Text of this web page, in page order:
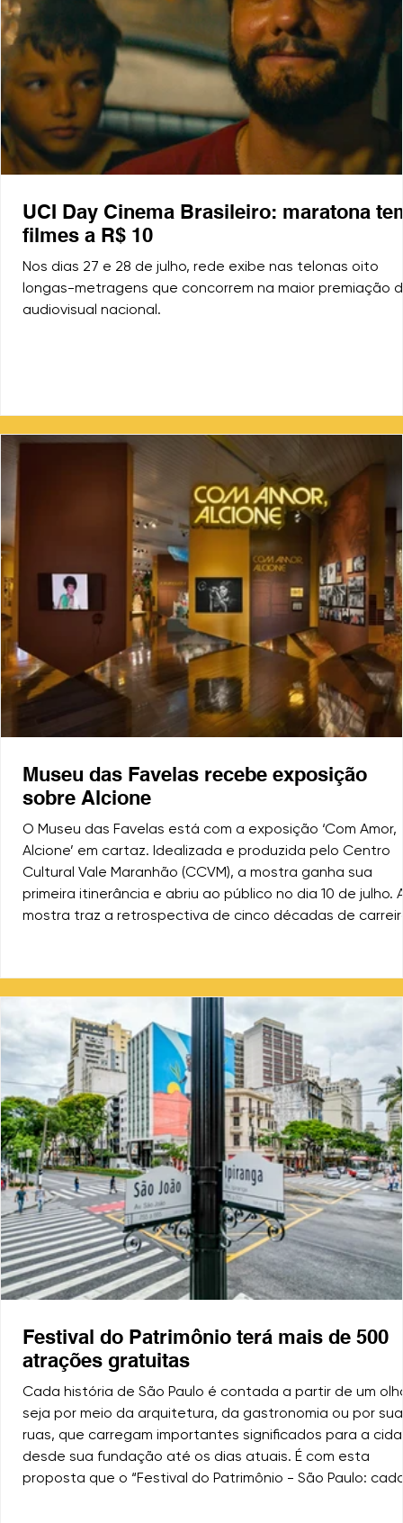
UCI Day Cinema Brasileiro: maratona
filmes a R$ 10
Nos dias 27 e 28 de julho, rede exibe nas telonas oito
longas-metragens que concorrem na maior premiação
audiovisual nacional.
Museu das Favelas recebe exposição
sobre Alcione
O Museu das Favelas está com a exposição ‘Com Amor,
Alcione’ em cartaz. Idealizada e produzida pelo Centro
Cultural Vale Maranhão (CCVM), a mostra ganha sua
primeira itinerância e abriu ao público no dia 10 de julho.
mostra traz a retrospectiva de cinco décadas de
artista. (Foto: Divulgação/ Agência SP) A mostra, que
mais de 650 itens do acervo pess
Festival do Patrimônio terá mais de 500
atrações gratuitas
Cada história de São Paulo é contada a partir de um
seja por meio da arquitetura, da gastronomia ou por
ruas, que carregam importantes significados para a
desde sua fundação até os dias atuais. É com esta
proposta que o “Festival do Patrimônio - São Paulo: